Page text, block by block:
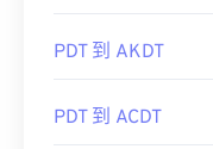
PDT 到 AKDT
PDT 到 ACDT